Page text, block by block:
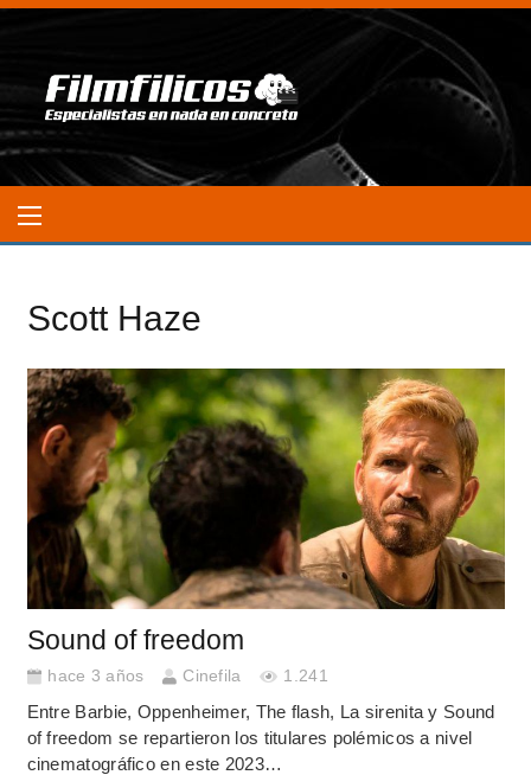
Scott Haze
Sound of freedom
hace 3 años Cinefila 1.241
Entre Barbie, Oppenheimer, The flash, La sirenita y Sound
of freedom se repartieron los titulares polémicos a nivel
cinematográfico en este 2023…